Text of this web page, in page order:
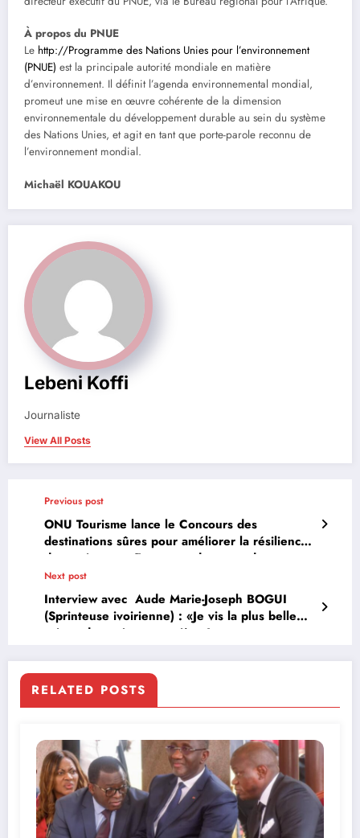
À propos du PNUE
Le http://Programme des Nations Unies pour l’environnement
(PNUE) est la principale autorité mondiale en matière
d’environnement. Il définit l’agenda environnemental mondial,
promeut une mise en œuvre cohérente de la dimension
environnementale du développement durable au sein du système
des Nations Unies, et agit en tant que porte-parole reconnu de
l’environnement mondial.
Michaël KOUAKOU
Lebeni Koffi
Journaliste
View All Posts
Previous post
ONU Tourisme lance le Concours des
destinations sûres pour améliorer la résilience
du tourisme en Europe et dans monde
Next post
Interview avec Aude Marie-Joseph BOGUI
(Sprinteuse ivoirienne) : «Je vis la plus belle
saison de ma jeune carrière ! »
RELATED POSTS